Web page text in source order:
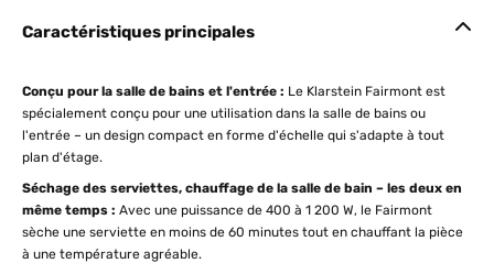
Caractéristiques principales
Conçu pour la salle de bains et l'entrée : Le Klarstein Fairmont est
spécialement conçu pour une utilisation dans la salle de bains ou
l'entrée – un design compact en forme d'échelle qui s'adapte à tout
plan d'étage.
Séchage des serviettes, chauffage de la salle de bain – les deux en
même temps : Avec une puissance de 400 à 1 200 W, le Fairmont
sèche une serviette en moins de 60 minutes tout en chauffant la pièce
à une température agréable.